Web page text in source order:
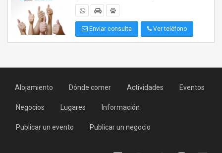
Enviar consulta Ver teléfono
Alojamiento Dónde comer Actividades Eventos
Negocios Lugares Información
Publicar un evento Publicar un negocio